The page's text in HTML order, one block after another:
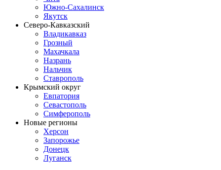
Южно-Сахалинск
Якутск
Северо-Кавказский
Владикавказ
Грозный
Махачкала
Назрань
Нальчик
Ставрополь
Крымский округ
Евпатория
Севастополь
Симферополь
Новые регионы
Херсон
Запорожье
Донецк
Луганск